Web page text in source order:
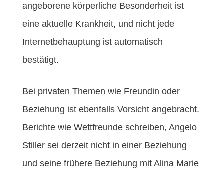
angeborene körperliche Besonderheit ist
eine aktuelle Krankheit, und nicht jede
Internetbehauptung ist automatisch
bestätigt.
Bei privaten Themen wie Freundin oder
Beziehung ist ebenfalls Vorsicht angebracht.
Berichte wie Wettfreunde schreiben, Angelo
Stiller sei derzeit nicht in einer Beziehung
und seine frühere Beziehung mit Alina Marie